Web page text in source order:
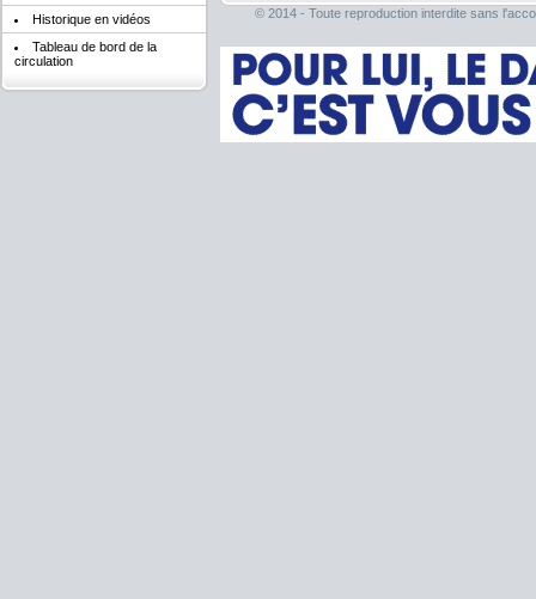
Historique en vidéos
Tableau de bord de la
circulation
© 2014 - Toute reproduction interdite sans